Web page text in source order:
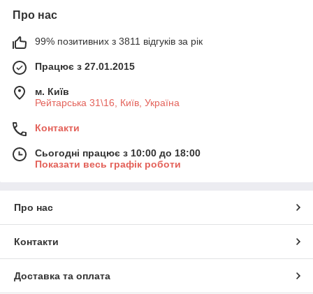
Про нас
99% позитивних з 3811 відгуків за рік
Працює з 27.01.2015
м. Київ
Рейтарська 31\16, Київ, Україна
Контакти
Сьогодні працює з 10:00 до 18:00
Показати весь графік роботи
Про нас
Контакти
Доставка та оплата